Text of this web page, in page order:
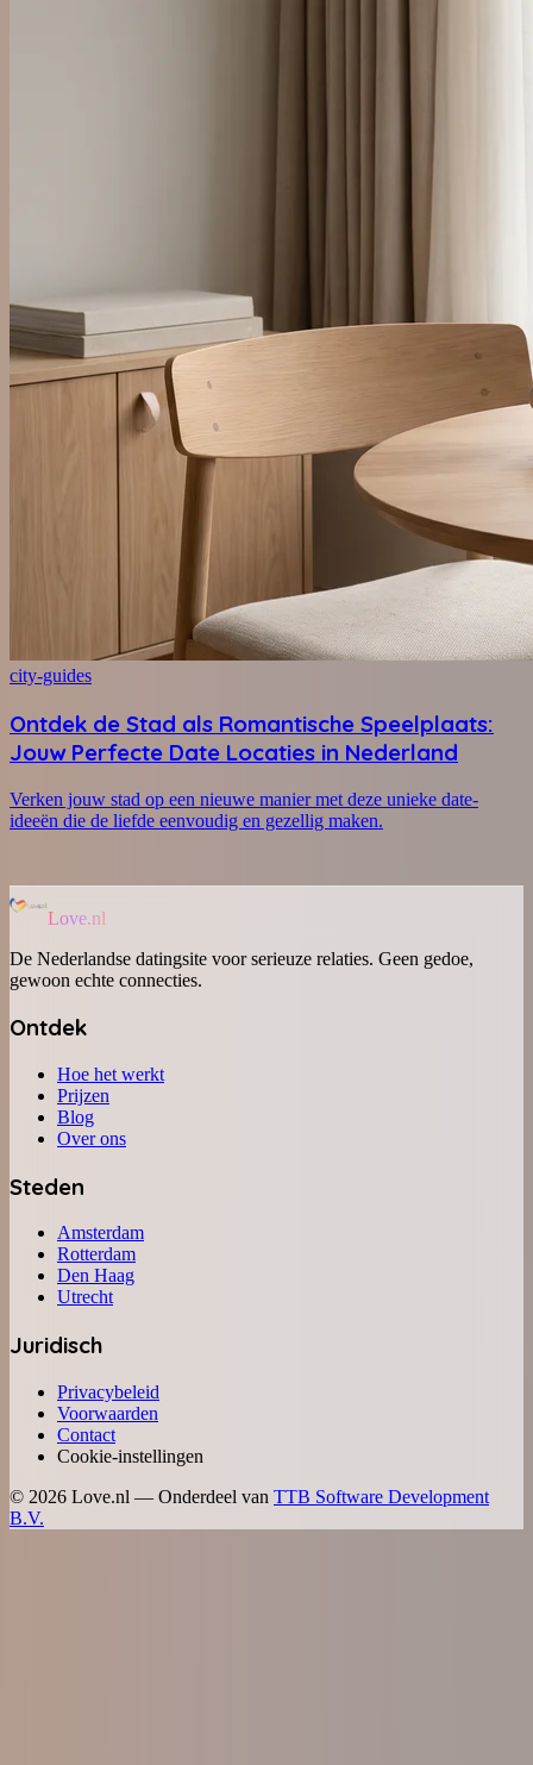
city-guides
Ontdek de Stad als Romantische Speelplaats:
Jouw Perfecte Date Locaties in Nederland
Verken jouw stad op een nieuwe manier met deze unieke date-
ideeën die de liefde eenvoudig en gezellig maken.
Love.nl
De Nederlandse datingsite voor serieuze relaties. Geen gedoe,
gewoon echte connecties.
Ontdek
Hoe het werkt
Prijzen
Blog
Over ons
Steden
Amsterdam
Rotterdam
Den Haag
Utrecht
Juridisch
Privacybeleid
Voorwaarden
Contact
Cookie-instellingen
© 2026 Love.nl — Onderdeel van TTB Software Development
B.V.